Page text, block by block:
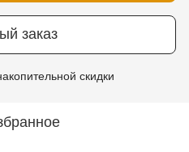
заказ
скидки